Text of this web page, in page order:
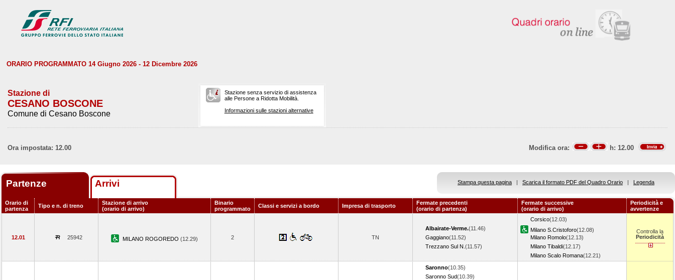
ORARIO PROGRAMMATO 14 Giugno 2026 - 12 Dicembre 2026
Stazione di
CESANO BOSCONE
Comune di Cesano Boscone
Stazione senza servizio di assistenza
alle Persone a Ridotta Mobilità.
Informazioni sulle stazioni alternative
Ora impostata: 12.00 Modifica ora: h: 12.00
Partenze Arrivi Stampa questa pagina | Scarica il formato PDF del Quadro Orario | Legenda
Orario di
partenza
Tipo e n. di treno
Stazione di arrivo
(orario di arrivo)
Binario
programmato
Classi e servizi a bordo Impresa di trasporto
Fermate precedenti
(orario di partenza)
Fermate successive
(orario di arrivo)
Periodicità e
avvertenze
12.01 25942 MILANO ROGOREDO (12.29) 2 TN
Albairate-Verme.(11.46)
Gaggiano(11.52)
Trezzano Sul N. (11.57)
Corsico(12.03)
Milano S.Cristoforo(12.08)
Milano Romolo(12.13)
Milano Tibaldi(12.17)
Milano Scalo Romana(12.21)
Controlla la
Periodicità
Saronno(10.35)
Saronno Sud(10.39)